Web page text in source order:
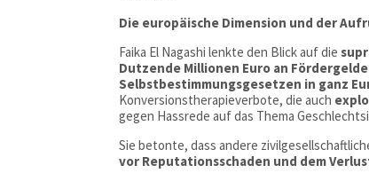
Die europäische Dimension und der
Faika El Nagashi lenkte den Blick auf die
Dutzende Millionen Euro an
Selbstbestimmungsgesetzen in ganz
Konversionstherapieverbote, die auch
gegen Hassrede auf das Thema
Sie betonte, dass andere
vor Reputationsschaden und dem